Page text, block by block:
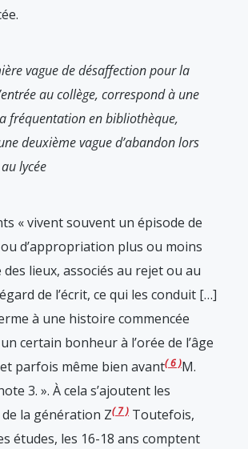
vague de désaffection pour la
au collège, correspond à une
fréquentation en bibliothèque,
deuxième vague d’abandon lors
lycée
« vivent souvent un épisode de
d’appropriation plus ou moins
lieux, associés au rejet ou au
de l’écrit, ce qui les conduit […]
à une histoire commencée
certain bonheur à l’orée de l’âge
parfois même bien avant 6 M.
3. ». À cela s’ajoutent les
la génération Z 7
Toutefois,
études, les 16-18 ans comptent